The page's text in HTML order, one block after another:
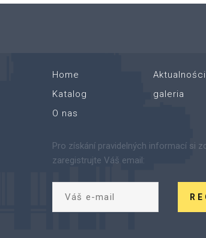
Home
Katalog
O nas
Aktualności
galeria
Pro získání pravidelných informací si
zaregistrujte Váš email: